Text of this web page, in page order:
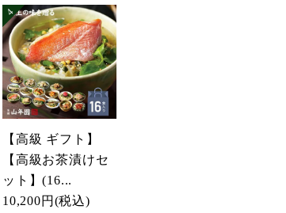
【高級 ギフト】
【高級お茶漬けセ
ット】(16...
10,200円 (税込)